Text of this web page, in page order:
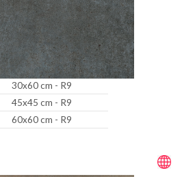
30x60 cm - R9
45x45 cm - R9
60x60 cm - R9